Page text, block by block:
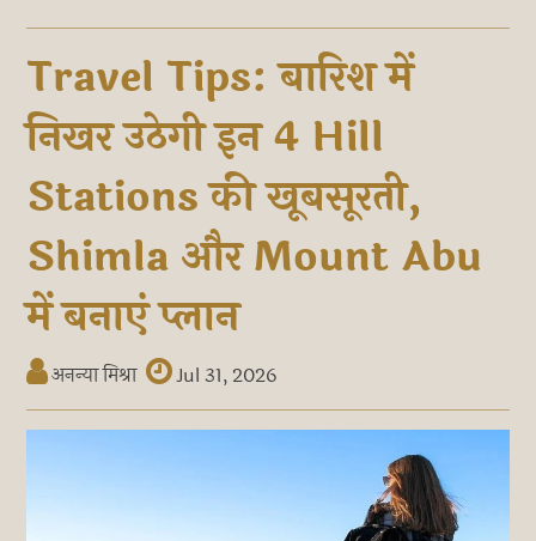
Travel Tips: बारिश में
निखर उठेगी इन 4 Hill
Stations की खूबसूरती,
Shimla और Mount Abu
में बनाएं प्लान
अनन्या मिश्रा Jul 31, 2026